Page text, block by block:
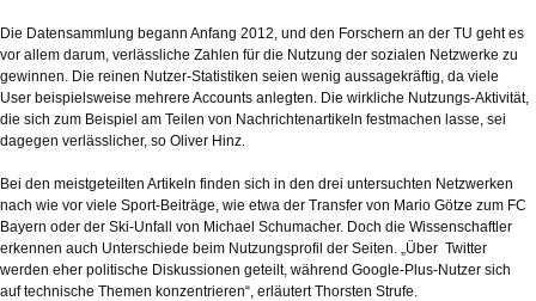
Die Datensammlung begann Anfang 2012, und den Forschern an der TU geht es
vor allem darum, verlässliche Zahlen für die Nutzung der sozialen Netzwerke zu
gewinnen. Die reinen Nutzer-Statistiken seien wenig aussagekräftig, da viele
User beispielsweise mehrere Accounts anlegten. Die wirkliche Nutzungs-Aktivität,
die sich zum Beispiel am Teilen von Nachrichtenartikeln festmachen lasse, sei
dagegen verlässlicher, so Oliver Hinz.
Bei den meistgeteilten Artikeln finden sich in den drei untersuchten Netzwerken
nach wie vor viele Sport-Beiträge, wie etwa der Transfer von Mario Götze zum FC
Bayern oder der Ski-Unfall von Michael Schumacher. Doch die Wissenschaftler
erkennen auch Unterschiede beim Nutzungsprofil der Seiten. „Über Twitter
werden eher politische Diskussionen geteilt, während Google-Plus-Nutzer sich
auf technische Themen konzentrieren“, erläutert Thorsten Strufe.